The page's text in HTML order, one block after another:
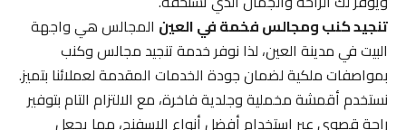
تنجيد كنب ومجالس فخمة في العينالمجالس هي واجهة
البيت في مدينة العين، لذا نوفر خدمة تنجيد مجالس وكنب
بمواصفات ملكية لضمان جودة الخدمات المقدمة لعملائنا بتميز.
نستخدم أقمشة مخملية وجلدية فاخرة، مع الالتزام التام بتوفير
راحة قصوى عبر استخدام أفضل أنواع الإسفنج، مما يجعل